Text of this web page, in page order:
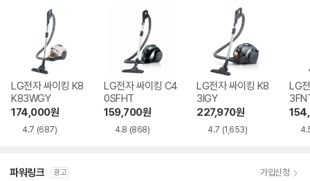
LG전자 싸이킹 K8
K83WGY
174,000원
4.7 (687)
LG전자 싸이킹 C4
0SFHT
159,700원
4.8 (868)
LG전자 싸이킹 K8
3IGY
227,970원
4.7 (1,653)
LG
파워링크 광고 가입신청